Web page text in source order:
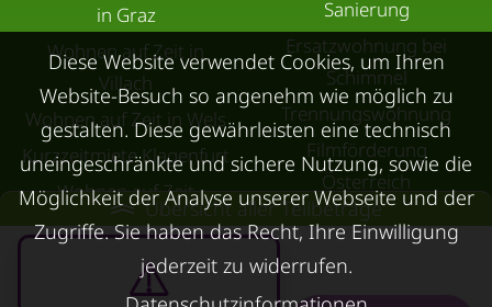
Übersicht aller Teilbeträge
in Graz
Wohnen auf Zeit in
Villach
Wohnen auf Zeit in Wels
Kurzzeitmiete Klagenfurt
Wohnen auf Zeit
Dornbirn
Kurzzeitmiete
Deutschland
Sanierung
Ersatzwohnung bei
Schimmel
Trennungswohnung
Filmförderung
Österreich
Diese Website verwendet Cookies, um Ihren
Website-Besuch so angenehm wie möglich zu
gestalten. Diese gewährleisten eine technisch
uneingeschränkte und sichere Nutzung, sowie die
Möglichkeit der Analyse unserer Webseite und der
Zugriffe. Sie haben das Recht, Ihre Einwilligung
jederzeit zu widerrufen.